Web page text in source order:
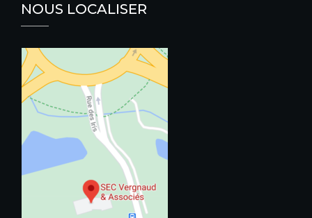
NOUS LOCALISER